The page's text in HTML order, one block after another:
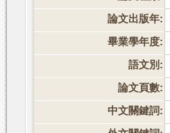
論文出版年:
畢業學年度:
語文別:
論文頁數:
中文關鍵詞: